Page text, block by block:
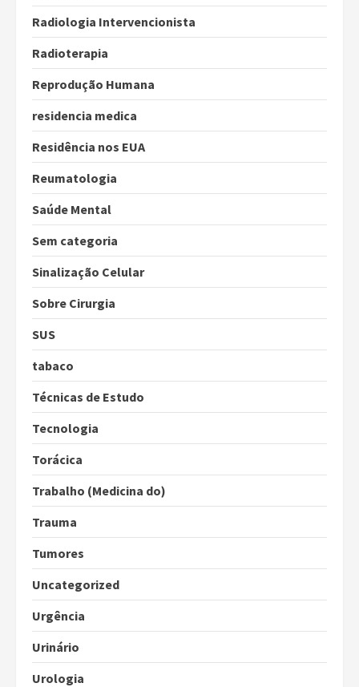
Radiologia Intervencionista
Radioterapia
Reprodução Humana
residencia medica
Residência nos EUA
Reumatologia
Saúde Mental
Sem categoria
Sinalização Celular
Sobre Cirurgia
SUS
tabaco
Técnicas de Estudo
Tecnologia
Torácica
Trabalho (Medicina do)
Trauma
Tumores
Uncategorized
Urgência
Urinário
Urologia